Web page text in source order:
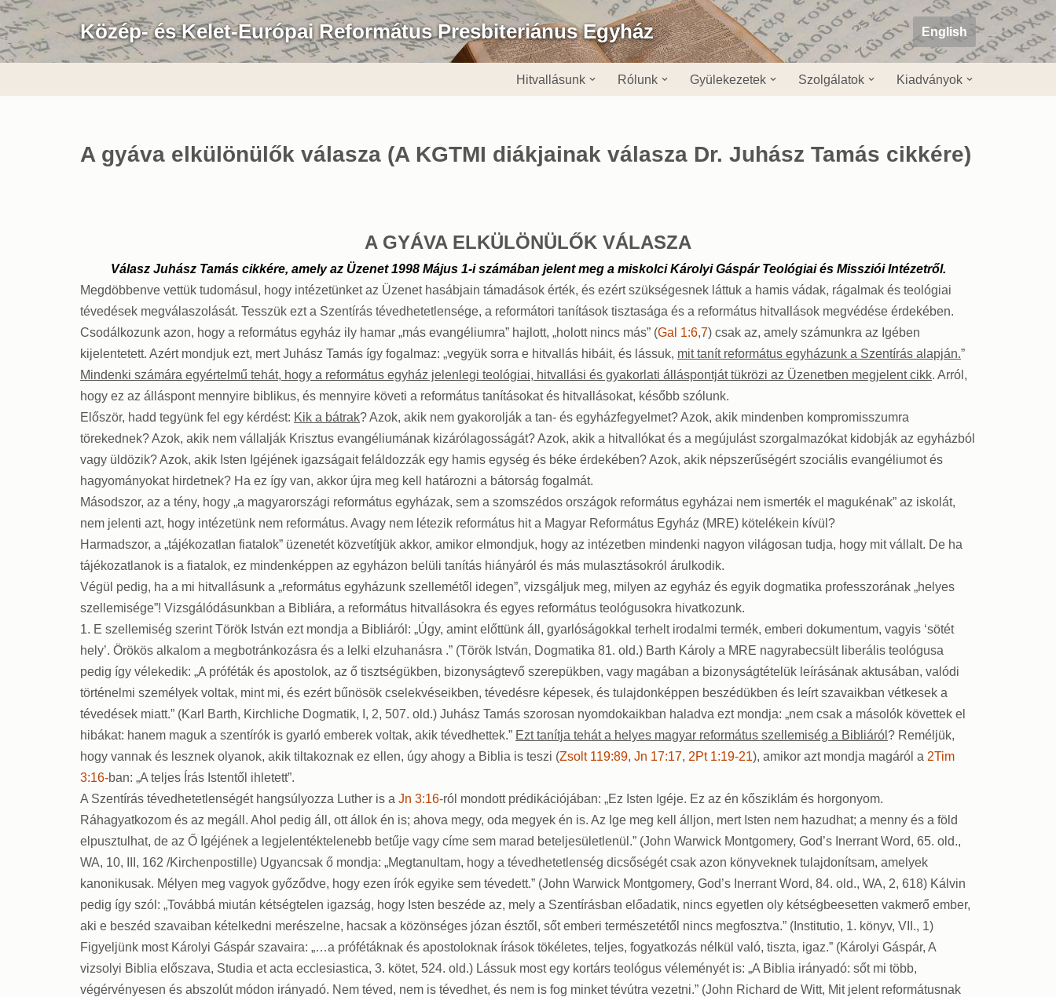
Skip
to
Közép- és Kelet-Európai Református Presbiteriánus Egyház English
Hitvallásunk Rólunk Gyülekezetek Szolgálatok Kiadványok
A gyáva elkülönülők válasza (A KGTMI diákjainak válasza Dr. Juhász Tamás cikkére)
A GYÁVA ELKÜLÖNÜLŐK VÁLASZA
Válasz Juhász Tamás cikkére, amely az Üzenet 1998 Május 1-i számában jelent meg a miskolci Károlyi Gáspár Teológiai és Missziói Intézetről.
Megdöbbenve vettük tudomásul, hogy intézetünket az Üzenet hasábjain támadások érték, és ezért szükségesnek láttuk a hamis vádak, rágalmak és teológiai
tévedések megválaszolását. Tesszük ezt a Szentírás tévedhetetlensége, a reformátori tanítások tisztasága és a református hitvallások megvédése érdekében.
Csodálkozunk azon, hogy a református egyház ily hamar „más evangéliumra” hajlott, „holott nincs más” (Gal 1:6,7) csak az, amely számunkra az Igében
kijelentetett. Azért mondjuk ezt, mert Juhász Tamás így fogalmaz: „vegyük sorra e hitvallás hibáit, és lássuk, mit tanít református egyházunk a Szentírás alapján.”
Mindenki számára egyértelmű tehát, hogy a református egyház jelenlegi teológiai, hitvallási és gyakorlati álláspontját tükrözi az Üzenetben megjelent cikk. Arról,
hogy ez az álláspont mennyire biblikus, és mennyire követi a református tanításokat és hitvallásokat, később szólunk.
Először, hadd tegyünk fel egy kérdést: Kik a bátrak? Azok, akik nem gyakorolják a tan- és egyházfegyelmet? Azok, akik mindenben kompromisszumra
törekednek? Azok, akik nem vállalják Krisztus evangéliumának kizárólagosságát? Azok, akik a hitvallókat és a megújulást szorgalmazókat kidobják az egyházból
vagy üldözik? Azok, akik Isten Igéjének igazságait feláldozzák egy hamis egység és béke érdekében? Azok, akik népszerűségért szociális evangéliumot és
hagyományokat hirdetnek? Ha ez így van, akkor újra meg kell határozni a bátorság fogalmát.
Másodszor, az a tény, hogy „a magyarországi református egyházak, sem a szomszédos országok református egyházai nem ismerték el magukénak” az iskolát,
nem jelenti azt, hogy intézetünk nem református. Avagy nem létezik református hit a Magyar Református Egyház (MRE) kötelékein kívül?
Harmadszor, a „tájékozatlan fiatalok” üzenetét közvetítjük akkor, amikor elmondjuk, hogy az intézetben mindenki nagyon világosan tudja, hogy mit vállalt. De ha
tájékozatlanok is a fiatalok, ez mindenképpen az egyházon belüli tanítás hiányáról és más mulasztásokról árulkodik.
Végül pedig, ha a mi hitvallásunk a „református egyházunk szellemétől idegen”, vizsgáljuk meg, milyen az egyház és egyik dogmatika professzorának „helyes
szellemisége”! Vizsgálódásunkban a Bibliára, a református hitvallásokra és egyes református teológusokra hivatkozunk.
1. E szellemiség szerint Török István ezt mondja a Bibliáról: „Úgy, amint előttünk áll, gyarlóságokkal terhelt irodalmi termék, emberi dokumentum, vagyis ‘sötét
hely’. Örökös alkalom a megbotránkozásra és a lelki elzuhanásra .” (Török István, Dogmatika 81. old.) Barth Károly a MRE nagyrabecsült liberális teológusa
pedig így vélekedik: „A próféták és apostolok, az ő tisztségükben, bizonyságtevő szerepükben, vagy magában a bizonyságtételük leírásának aktusában, valódi
történelmi személyek voltak, mint mi, és ezért bűnösök cselekvéseikben, tévedésre képesek, és tulajdonképpen beszédükben és leírt szavaikban vétkesek a
tévedések miatt.” (Karl Barth, Kirchliche Dogmatik, I, 2, 507. old.) Juhász Tamás szorosan nyomdokaikban haladva ezt mondja: „nem csak a másolók követtek el
hibákat: hanem maguk a szentírók is gyarló emberek voltak, akik tévedhettek.” Ezt tanítja tehát a helyes magyar református szellemiség a Bibliáról ? Reméljük,
hogy vannak és lesznek olyanok, akik tiltakoznak ez ellen, úgy ahogy a Biblia is teszi (Zsolt 119:89, Jn 17:17, 2Pt 1:19-21), amikor azt mondja magáról a 2Tim
3:16-ban: „A teljes Írás Istentől ihletett”.
A Szentírás tévedhetetlenségét hangsúlyozza Luther is a Jn 3:16-ról mondott prédikációjában: „Ez Isten Igéje. Ez az én kősziklám és horgonyom.
Ráhagyatkozom és az megáll. Ahol pedig áll, ott állok én is; ahova megy, oda megyek én is. Az Ige meg kell álljon, mert Isten nem hazudhat; a menny és a föld
elpusztulhat, de az Ő Igéjének a legjelentéktelenebb betűje vagy címe sem marad beteljesületlenül.” (John Warwick Montgomery, God’s Inerrant Word, 65. old.,
WA, 10, III, 162 /Kirchenpostille) Ugyancsak ő mondja: „Megtanultam, hogy a tévedhetetlenség dicsőségét csak azon könyveknek tulajdonítsam, amelyek
kanonikusak. Mélyen meg vagyok győződve, hogy ezen írók egyike sem tévedett.” (John Warwick Montgomery, God’s Inerrant Word, 84. old., WA, 2, 618) Kálvin
pedig így szól: „Továbbá miután kétségtelen igazság, hogy Isten beszéde az, mely a Szentírásban előadatik, nincs egyetlen oly kétségbeesetten vakmerő ember,
aki e beszéd szavaiban kételkedni merészelne, hacsak a közönséges józan észtől, sőt emberi természetétől nincs megfosztva.” (Institutio, 1. könyv, VII., 1)
Figyeljünk most Károlyi Gáspár szavaira: „…a prófétáknak és apostoloknak írások tökéletes, teljes, fogyatkozás nélkül való, tiszta, igaz.” (Károlyi Gáspár, A
vizsolyi Biblia előszava, Studia et acta ecclesiastica, 3. kötet, 524. old.) Lássuk most egy kortárs teológus véleményét is: „A Biblia irányadó: sőt mi több,
végérvényesen és abszolút módon irányadó. Nem téved, nem is tévedhet, és nem is fog minket tévútra vezetni.” (John Richard de Witt, Mit jelent reformátusnak